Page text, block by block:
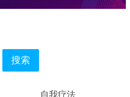
搜索
自我疗法